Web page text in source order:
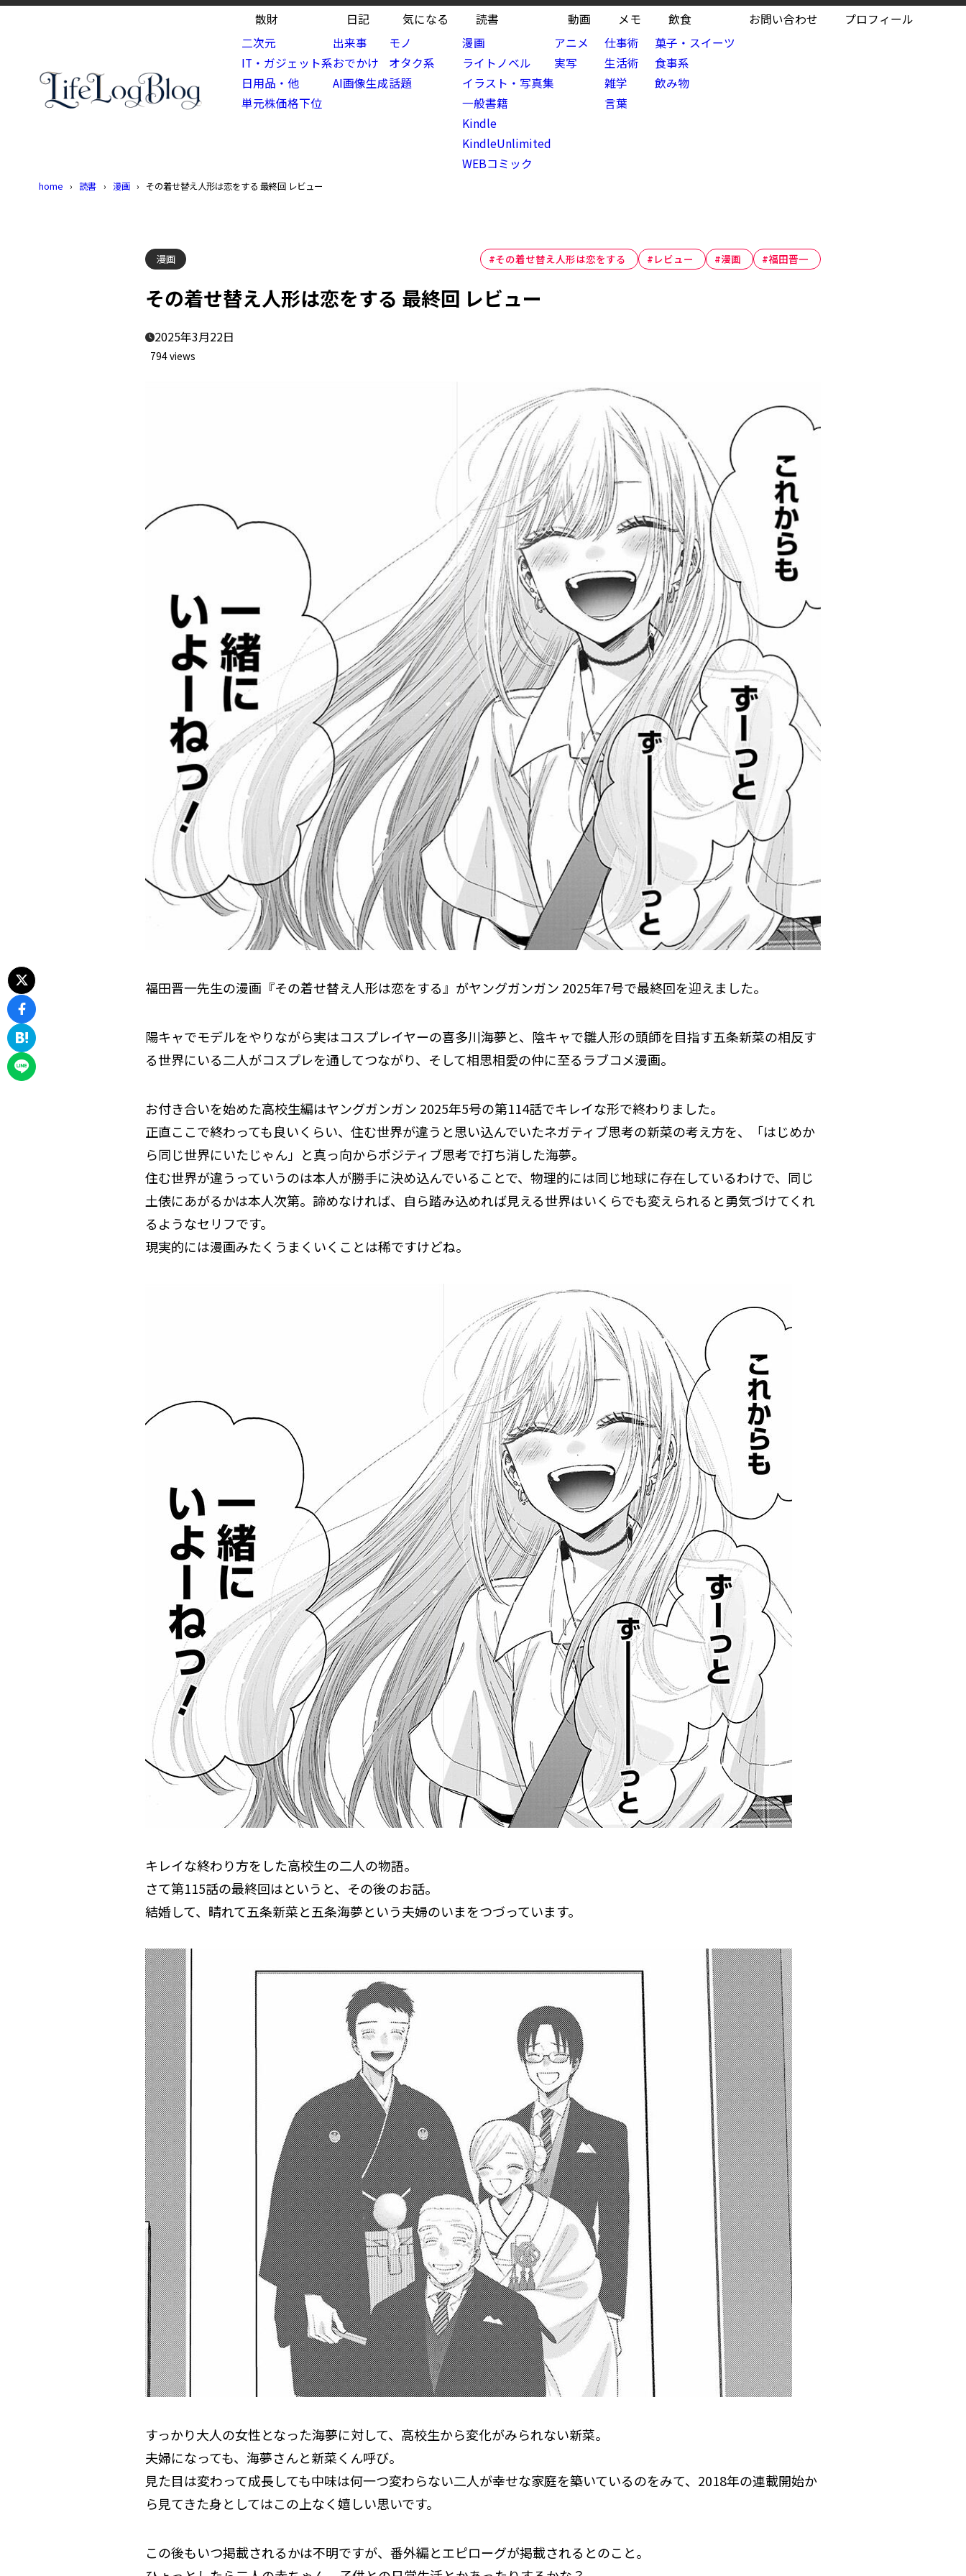
散財
二次元
IT・ガジェット系
日用品・他
単元株価格下位
日記
出来事
おでかけ
AI画像生成
気になる
モノ
オタク系
話題
読書
漫画
ライトノベル
イラスト・写真集
一般書籍
Kindle
KindleUnlimited
WEBコミック
動画
アニメ
実写
メモ
仕事術
生活術
雑学
言葉
飲食
菓子・スイーツ
食事系
飲み物
お問い合わせ プロフィール
home 読書 漫画 その着せ替え人形は恋をする 最終回 レビュー
漫画 #その着せ替え人形は恋をする #レビュー #漫画 #福田晋一
その着せ替え人形は恋をする 最終回 レビュー
2025年3月22日
794 views
福田晋一先生の漫画『その着せ替え人形は恋をする』がヤングガンガン 2025年7号で最終回を迎えました。
陽キャでモデルをやりながら実はコスプレイヤーの喜多川海夢と、陰キャで雛人形の頭師を目指す五条新菜の相反す
る世界にいる二人がコスプレを通してつながり、そして相思相愛の仲に至るラブコメ漫画。
お付き合いを始めた高校生編はヤングガンガン 2025年5号の第114話でキレイな形で終わりました。
正直ここで終わっても良いくらい、住む世界が違うと思い込んでいたネガティブ思考の新菜の考え方を、「はじめか
ら同じ世界にいたじゃん」と真っ向からポジティブ思考で打ち消した海夢。
住む世界が違うっていうのは本人が勝手に決め込んでいることで、物理的には同じ地球に存在しているわけで、同じ
土俵にあがるかは本人次第。諦めなければ、自ら踏み込めれば見える世界はいくらでも変えられると勇気づけてくれ
るようなセリフです。
現実的には漫画みたくうまくいくことは稀ですけどね。
キレイな終わり方をした高校生の二人の物語。
さて第115話の最終回はというと、その後のお話。
結婚して、晴れて五条新菜と五条海夢という夫婦のいまをつづっています。
すっかり大人の女性となった海夢に対して、高校生から変化がみられない新菜。
夫婦になっても、海夢さんと新菜くん呼び。
見た目は変わって成長しても中味は何一つ変わらない二人が幸せな家庭を築いているのをみて、2018年の連載開始か
ら見てきた身としてはこの上なく嬉しい思いです。
この後もいつ掲載されるかは不明ですが、番外編とエピローグが掲載されるとのこと。